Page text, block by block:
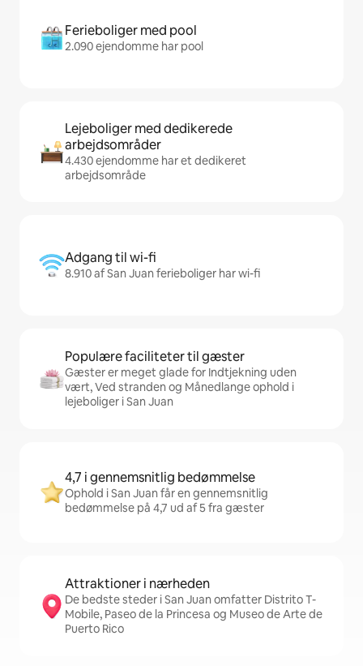
Ferieboliger med pool
2.090 ejendomme har pool
Lejeboliger med dedikerede
arbejdsområder
4.430 ejendomme har et dedikeret
arbejdsområde
Adgang til wi-fi
8.910 af San Juan ferieboliger har wi-fi
Populære faciliteter til gæster
Gæster er meget glade for Indtjekning uden
vært, Ved stranden og Månedlange ophold i
lejeboliger i San Juan
4,7 i gennemsnitlig bedømmelse
Ophold i San Juan får en gennemsnitlig
bedømmelse på 4,7 ud af 5 fra gæster
Attraktioner i nærheden
De bedste steder i San Juan omfatter Distrito T-
Mobile, Paseo de la Princesa og Museo de Arte de
Puerto Rico